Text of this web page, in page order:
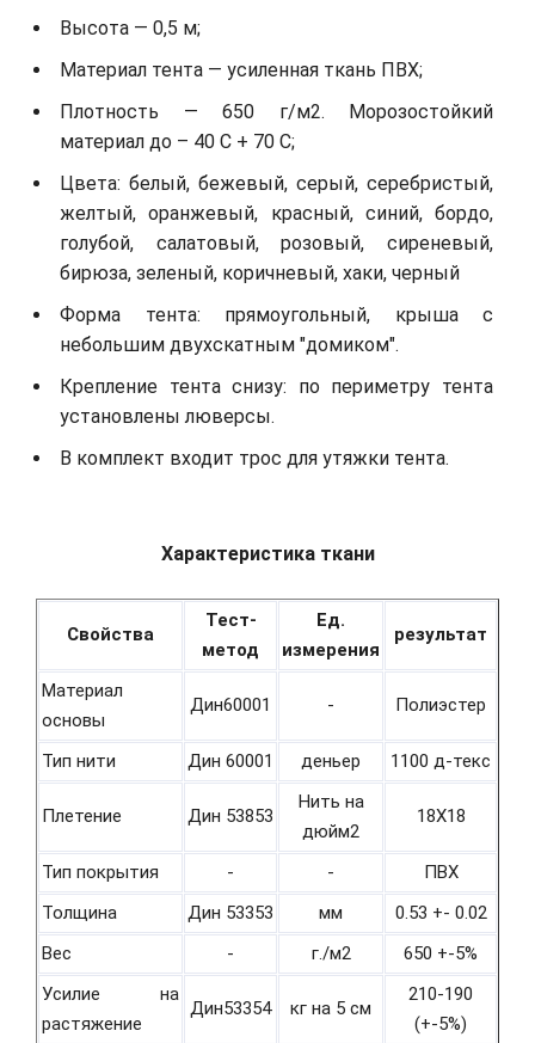
Высота — 0,5 м;
Материал тента — усиленная ткань ПВХ;
Плотность — 650 г/м2. Морозостойкий
материал до – 40 С + 70 С;
Цвета: белый, бежевый, серый, серебристый,
желтый, оранжевый, красный, синий, бордо,
голубой, салатовый, розовый, сиреневый,
бирюза, зеленый, коричневый, хаки, черный
Форма тента: прямоугольный, крыша с
небольшим двухскатным "домиком".
Крепление тента снизу: по периметру тента
установлены люверсы.
В комплект входит трос для утяжки тента.
Характеристика ткани
Свойства
Тест-
метод
Ед.
измерения
результат
Материал
основы
Дин60001 - Полиэстер
Тип нити Дин 60001 деньер 1100 д-текс
Плетение Дин 53853
Нить на
дюйм2
18Х18
Тип покрытия - -
ПВХ
Толщина
Дин 53353 мм
0.53 +- 0.02
Вес
- г./м2
650 +-5%
Усилие на
растяжение
Дин53354 кг на 5 см
210-190
(+-5%)